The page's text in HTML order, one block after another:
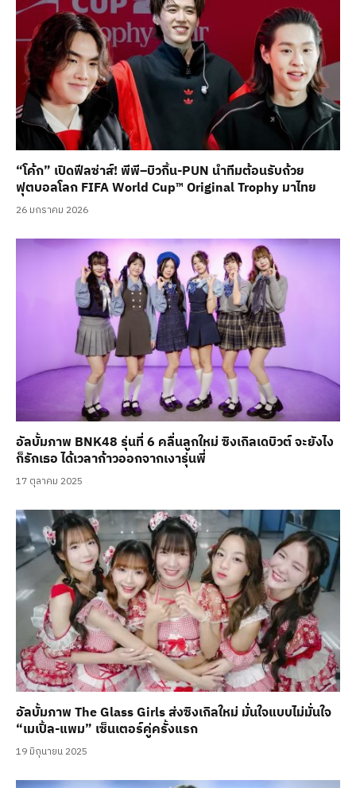
“โค้ก” เปิดฟีลซ่าส์! พีพี–บิวกิ้น-PUN นำทีมต้อนรับถ้วย
ฟุตบอลโลก FIFA World Cup™ Original Trophy มาไทย
26 มกราคม 2026
อัลบั้มภาพ BNK48 รุ่นที่ 6 คลื่นลูกใหม่ ซิงเกิลเดบิวต์ จะยังไง
ก็รักเธอ ได้เวลาก้าวออกจากเงารุ่นพี่
17 ตุลาคม 2025
อัลบั้มภาพ The Glass Girls ส่งซิงเกิลใหม่ มั่นใจแบบไม่มั่นใจ
“เมเปิ้ล-แพม” เซ็นเตอร์คู่ครั้งแรก
19 มิถุนายน 2025